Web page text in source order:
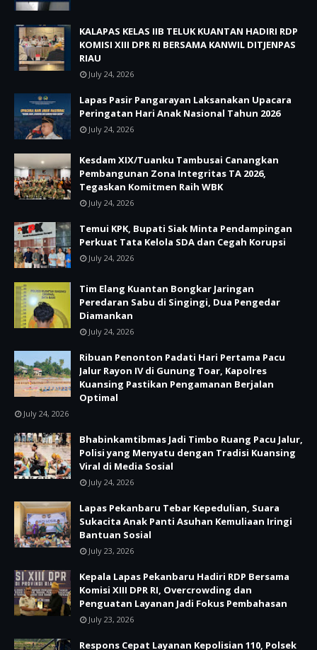
KALAPAS KELAS IIB TELUK KUANTAN HADIRI RDP
KOMISI XIII DPR RI BERSAMA KANWIL DITJENPAS
RIAU
July 24, 2026
Lapas Pasir Pangarayan Laksanakan Upacara
Peringatan Hari Anak Nasional Tahun 2026
July 24, 2026
Kesdam XIX/Tuanku Tambusai Canangkan
Pembangunan Zona Integritas TA 2026,
Tegaskan Komitmen Raih WBK
July 24, 2026
Temui KPK, Bupati Siak Minta Pendampingan
Perkuat Tata Kelola SDA dan Cegah Korupsi
July 24, 2026
Tim Elang Kuantan Bongkar Jaringan
Peredaran Sabu di Singingi, Dua Pengedar
Diamankan
July 24, 2026
Ribuan Penonton Padati Hari Pertama Pacu
Jalur Rayon IV di Gunung Toar, Kapolres
Kuansing Pastikan Pengamanan Berjalan
Optimal
July 24, 2026
Bhabinkamtibmas Jadi Timbo Ruang Pacu Jalur,
Polisi yang Menyatu dengan Tradisi Kuansing
Viral di Media Sosial
July 24, 2026
Lapas Pekanbaru Tebar Kepedulian, Suara
Sukacita Anak Panti Asuhan Kemuliaan Iringi
Bantuan Sosial
July 23, 2026
Kepala Lapas Pekanbaru Hadiri RDP Bersama
Komisi XIII DPR RI, Overcrowding dan
Penguatan Layanan Jadi Fokus Pembahasan
July 23, 2026
Respons Cepat Layanan Kepolisian 110, Polsek